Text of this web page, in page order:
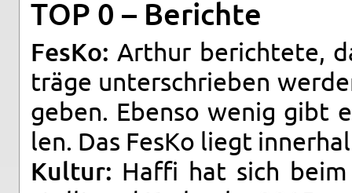
TOP 0 – Be­rich­te
FesKo: Ar­thur be­rich­te­te,
trä­ge un­ter­schrie­ben
geben. Eben­so wenig gibt
len. Das FesKo liegt
Kul­tur: Haffi hat sich